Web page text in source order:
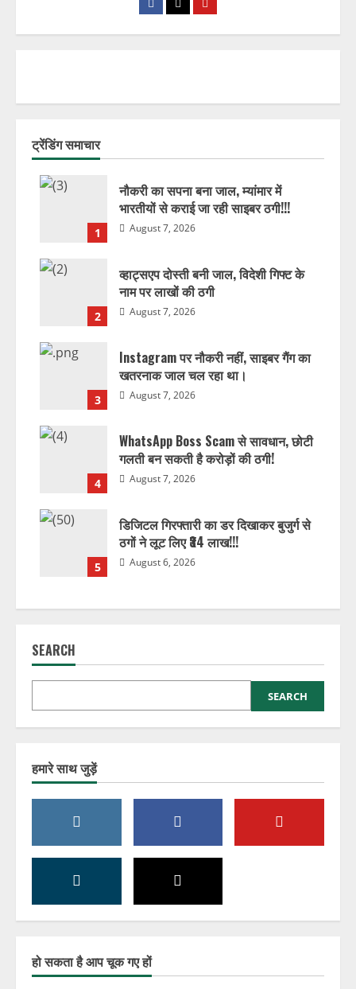
ट्रेंडिंग समाचार
1
नौकरी का सपना बना जाल, म्यांमार में
भारतीयों से कराई जा रही साइबर ठगी!!!
August 7, 2026
2
व्हाट्सएप दोस्ती बनी जाल, विदेशी गिफ्ट के
नाम पर लाखों की ठगी
August 7, 2026
3
Instagram पर नौकरी नहीं, साइबर गैंग का
खतरनाक जाल चल रहा था।
August 7, 2026
4
WhatsApp Boss Scam से सावधान, छोटी
गलती बन सकती है करोड़ों की ठगी!
August 7, 2026
5
डिजिटल गिरफ्तारी का डर दिखाकर बुजुर्ग से
ठगों ने लूट लिए ₹34 लाख!!!
August 6, 2026
SEARCH
SEARCH
हमारे साथ जुड़ें
हो सकता है आप चूक गए हों